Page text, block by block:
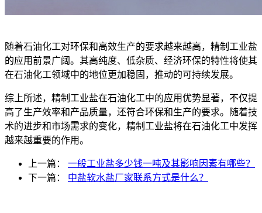
随着石油化工对环保和高效生产的要求越来越高，精制工业盐
的应用前景广阔。其高纯度、低杂质、经济环保的特性将使其
在石油化工领域中的地位更加稳固，推动的可持续发展。
综上所述，精制工业盐在石油化工中的应用优势显著，不仅提
高了生产效率和产品质量，还符合环保和生产的要求。随着技
术的进步和市场需求的变化，精制工业盐将在石油化工中发挥
越来越重要的作用。
上一篇： 一般工业盐多少钱一吨及其影响因素有哪些？
下一篇： 中盐软水盐厂家联系方式是什么？